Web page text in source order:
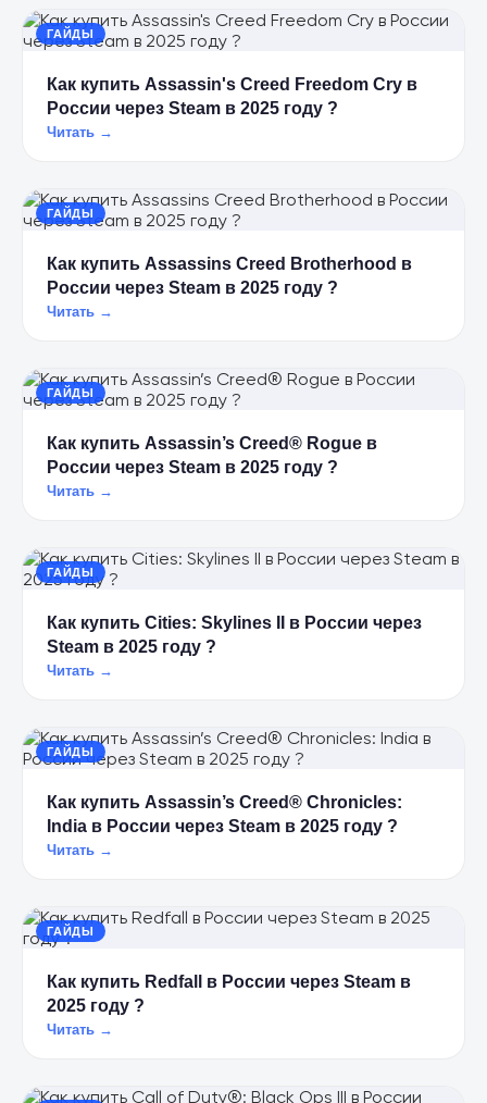
ГАЙДЫ
Как купить Assassin's Creed Freedom Cry в
России через Steam в 2025 году ?
Читать →
ГАЙДЫ
Как купить Assassins Creed Brotherhood в
России через Steam в 2025 году ?
Читать →
ГАЙДЫ
Как купить Assassin’s Creed® Rogue в
России через Steam в 2025 году ?
Читать →
ГАЙДЫ
Как купить Cities: Skylines II в России через
Steam в 2025 году ?
Читать →
ГАЙДЫ
Как купить Assassin’s Creed® Chronicles:
India в России через Steam в 2025 году ?
Читать →
ГАЙДЫ
Как купить Redfall в России через Steam в
2025 году ?
Читать →